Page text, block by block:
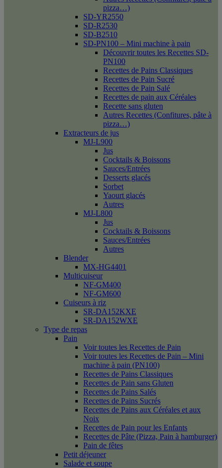
pizza…)
SD-YR2550
SD-R2530
SD-B2510
SD-PN100 – Mini machine à pain
Découvrir toutes les Recettes SD-
PN100
Recettes de Pains Classiques
Recettes de Pain Sucré
Recettes de Pain Salé
Recettes de pain aux Céréales
Recette sans gluten
Autres Recettes (Confitures, pâte à
pizza…)
Extracteurs de jus
MJ-L900
Jus
Cocktails & Boissons
Sauces/Entrées
Desserts glacés
Sorbet
Yaourt glacés
Autres
MJ-L800
Jus
Cocktails & Boissons
Sauces/Entrées
Autres
Blender
MX-HG4401
Multicuiseur
NF-GM400
NF-GM600
Cuiseurs à riz
SR-DA152KXE
SR-DA152WXE
Type de repas
Pain
Voir toutes les Recettes de Pain
Voir toutes les Recettes de Pain – Mini
machine à pain (PN100)
Recettes de Pains Classiques
Recettes de Pain sans Gluten
Recettes de Pains Salés
Recettes de Pains Sucrés
Recettes de Pains aux Céréales et aux
Noix
Recettes de Pain pour les Enfants
Recettes de Pâte (Pizza, Pain à hamburger)
Pain de fêtes
Petit déjeuner
Salade et soupe